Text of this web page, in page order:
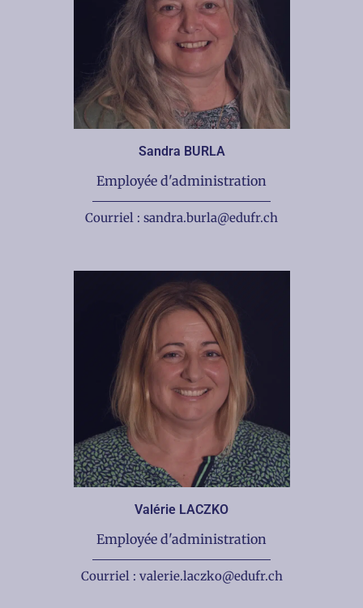
Sandra BURLA
Employée d'administration
Courriel : sandra.burla@edufr.ch
Valérie LACZKO
Employée d'administration
Courriel : valerie.laczko@edufr.ch